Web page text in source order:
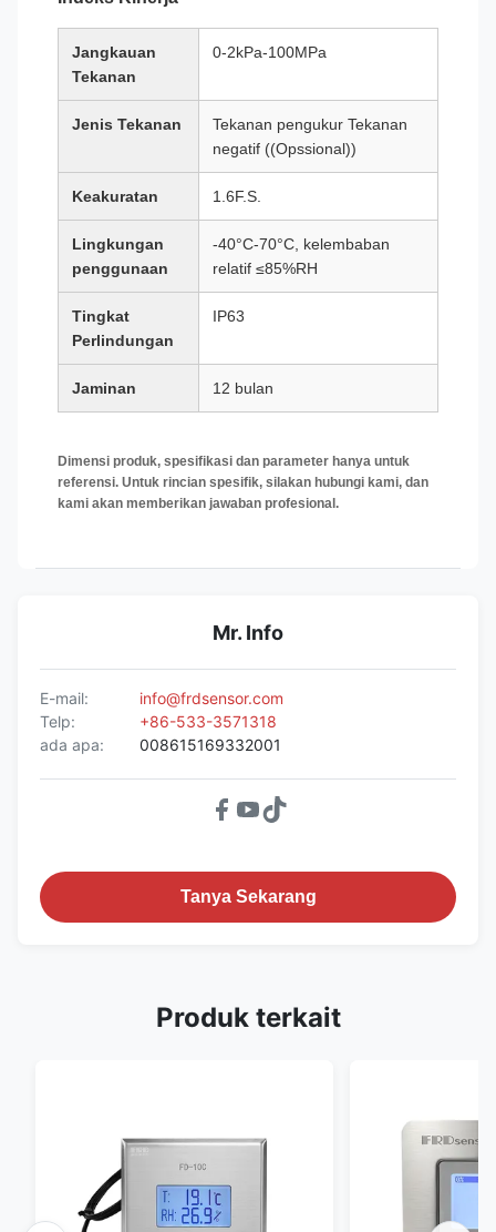
Jangkauan
Tekanan
0-2kPa-100MPa
Jenis Tekanan
Tekanan pengukur Tekanan
negatif ((Opssional))
Keakuratan 1.6F.S.
Lingkungan
penggunaan
-40°C-70°C, kelembaban
relatif ≤85%RH
Tingkat
Perlindungan
IP63
Jaminan 12 bulan
Dimensi produk, spesifikasi dan parameter hanya untuk
referensi. Untuk rincian spesifik, silakan hubungi kami, dan
kami akan memberikan jawaban profesional.
Mr. Info
E-mail:
info@frdsensor.com
Telp:
+86-533-3571318
ada apa:
008615169332001
Tanya Sekarang
Produk terkait